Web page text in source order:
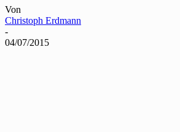
Von
Christoph Erdmann
-
04/07/2015